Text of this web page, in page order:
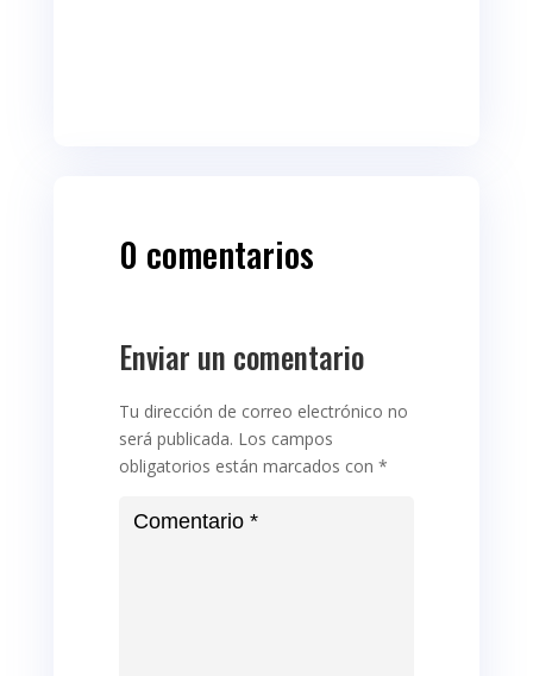
0 comentarios
Enviar un comentario
Tu dirección de correo electrónico no
será publicada. Los campos
obligatorios están marcados con *